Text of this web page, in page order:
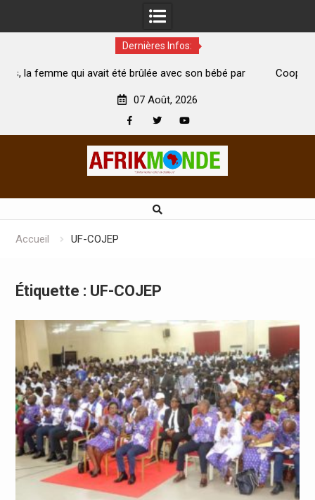
Dernières Infos:
été brûlée avec son bébé par
Coopération: Le ministre
07 Août, 2026
Accueil UF-COJEP
Étiquette : UF-COJEP